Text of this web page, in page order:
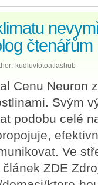
čtenářům
kudluvfotoatlashub
Cenu Neuron
Svým
podobu celé
Ve
ZDE